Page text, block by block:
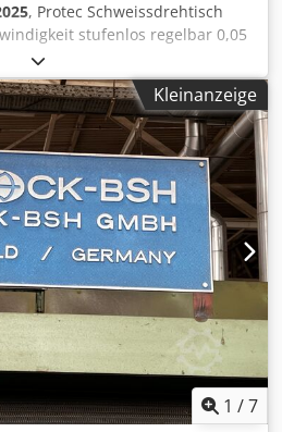
, Protec Schweissdrehtisch
stufenlos regelbar 0,05
höhe 600mm
Szcsfx Apnoha
Kleinanzeige
1 /7